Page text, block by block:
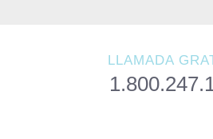
LLAMADA